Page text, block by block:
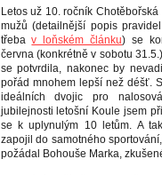
Letos už 10. ročník
mužů (detailnější popis
třebav loňském článku) se
června (konkrétně v sobotu
se potvrdila, nakonec by
pořád mnohem lepší než déšť.
ideálních dvojic pro
jubilejnosti letošní Koule jsem
se k uplynulým 10 letům. A
zapojil do samotného
požádal Bohouše Marka,